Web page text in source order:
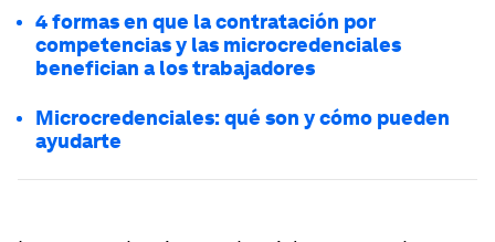
4 formas en que la contratación por
competencias y las microcredenciales
benefician a los trabajadores
Microcredenciales: qué son y cómo pueden
ayudarte